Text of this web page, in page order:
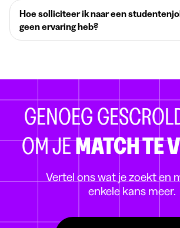
Hoe solliciteer ik naar een
geen ervaring heb?
GENOEG
OM JEMATCH TE
Vertel ons wat je zoekt en
enkele kans meer.